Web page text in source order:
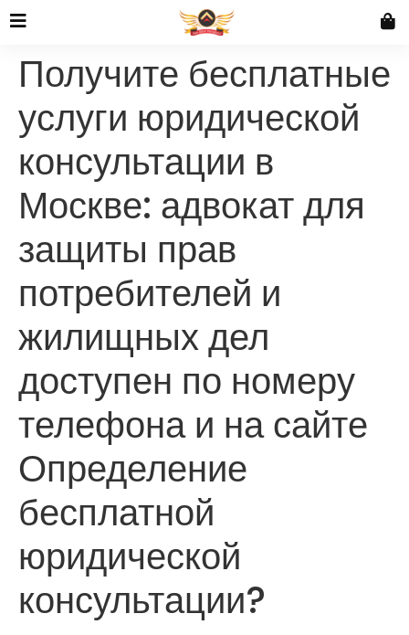
Получите бесплатные
услуги юридической
консультации в
Москве: адвокат для
защиты прав
потребителей и
жилищных дел
доступен по номеру
телефона и на сайте
Определение
бесплатной
юридической
консультации?